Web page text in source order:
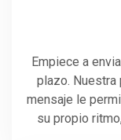
Empiece a
plazo.
mensaje le
su propio